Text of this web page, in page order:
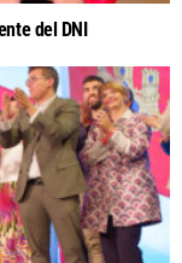
del DNI